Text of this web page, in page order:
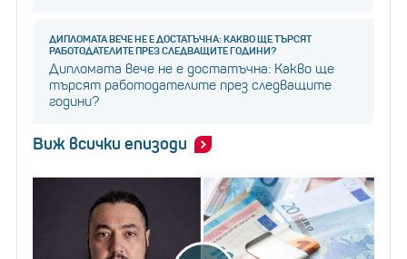
ДИПЛОМАТА ВЕЧЕ НЕ Е ДОСТАТЪЧНА: КАКВО ЩЕ ТЪРСЯТ
РАБОТОДАТЕЛИТЕ ПРЕЗ СЛЕДВАЩИТЕ ГОДИНИ?
Дипломата вече не е достатъчна: Какво ще
търсят работодателите през следващите
години?
Виж всички епизоди